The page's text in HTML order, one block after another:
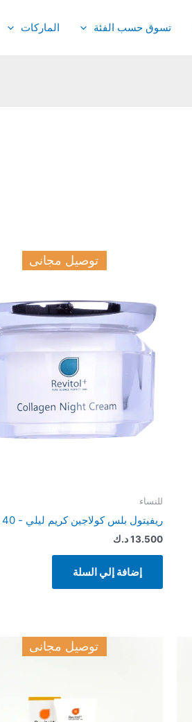
تسوق حسب الفئة الماركات
توصيل مجانى
للنساء
ريفيتول بلس كولاجين كريم ليلي - 40 غ
13.500د.ك
إضافة إلي السلة
توصيل مجانى